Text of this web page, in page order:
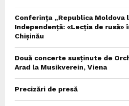
Conferința „Republica Moldova
Independență: «Lecția de rusă»
Chișinău
Două concerte susținute de
Arad la Musikverein, Viena
Precizări de presă